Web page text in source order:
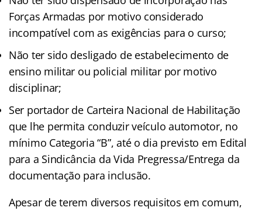
Forças Armadas por motivo considerado
incompatível com as exigências para o curso;
Não ter sido desligado de estabelecimento de
ensino militar ou policial militar por motivo
disciplinar;
Ser portador de Carteira Nacional de Habilitação
que lhe permita conduzir veículo automotor, no
mínimo Categoria “B”, até o dia previsto em Edital
para a Sindicância da Vida Pregressa/Entrega da
documentação para inclusão.
Apesar de terem diversos requisitos em comum,